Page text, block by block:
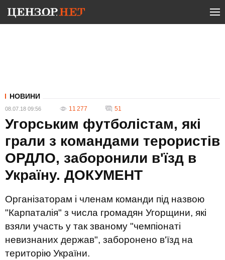
НОВИНИ
08.07.18 09:56 11 277 51
Угорським футболістам, які
грали з командами терористів
ОРДЛО, заборонили в'їзд в
Україну. ДОКУМЕНТ
Організаторам і членам команди під назвою
"Карпаталія" з числа громадян Угорщини, які
взяли участь у так званому "чемпіонаті
невизнаних держав", заборонено в'їзд на
територію України.